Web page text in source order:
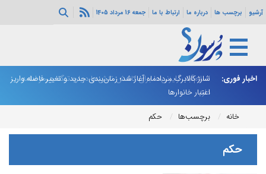
آرشیو برچسب ها درباره ما ارتباط با ما جمعه 16 مرداد 1405
اخبار فوری:
اسلام‌آباد: رایزنی‌ها برای کاهش تنش‌ها درباره تنگه هرمز ادامه
دارد
شارژ کالابرگ مردادماه آغاز شد؛ زمان‌بندی جدید و تغییر فاصله واریز
اعتبار خانوارها
خانه
برچسب‌ها حکم
حکم